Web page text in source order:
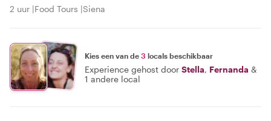
2 uur Food Tours Siena
Kies een van de 3 locals beschikbaar
Experience gehost door Stella, Fernanda &
1 andere local